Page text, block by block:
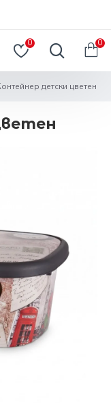
0 0
детски цветен